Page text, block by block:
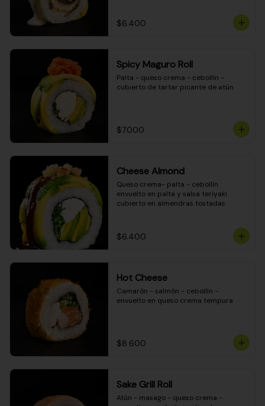
$6.400
Spicy Maguro Roll
Palta - queso crema - cebollín -
cubierto de tartar picante de atún
$7.000
Cheese Almond
Queso crema- palta - cebollín
envuelto en palta y salsa teriyaki
cubierto en almendras tostadas
$6.400
Hot Cheese
Camarón - salmón - cebollín -
envuelto en queso crema tempura
$8.600
Sake Grill Roll
Atún - masago - queso crema -